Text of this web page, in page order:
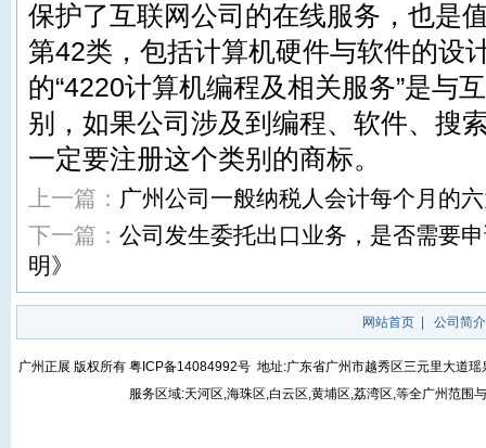
保护了互联网公司的在线服务，也是
第42类，包括计算机硬件与软件的设
的“4220计算机编程及相关服务”是与
别，如果公司涉及到编程、软件、搜
一定要注册这个类别的商标。
上一篇： 广州公司一般纳税人会计每个月的
下一篇： 公司发生委托出口业务，是否需要
明》
网站首页 公司简介
广州正展 版权所有 粤ICP备14084992号 地址:广东省广州市越秀区三元里大道
服务区域:天河区,海珠区,白云区,黄埔区,荔湾区,等全广州范围与